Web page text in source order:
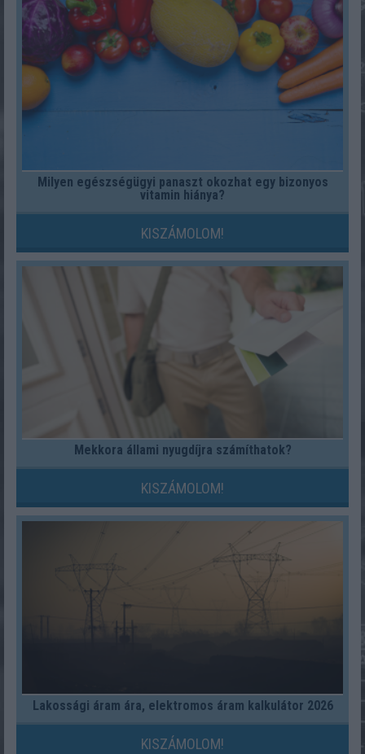
Milyen egészségügyi panaszt okozhat egy bizonyos
vitamin hiánya?
KISZÁMOLOM!
Mekkora állami nyugdíjra számíthatok?
KISZÁMOLOM!
Lakossági áram ára, elektromos áram kalkulátor 2026
KISZÁMOLOM!